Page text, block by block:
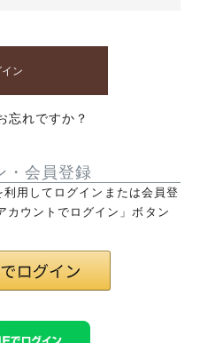
イン
忘れですか？
・会員登録
用してログインまたは会員登
カウントでログイン」ボタン